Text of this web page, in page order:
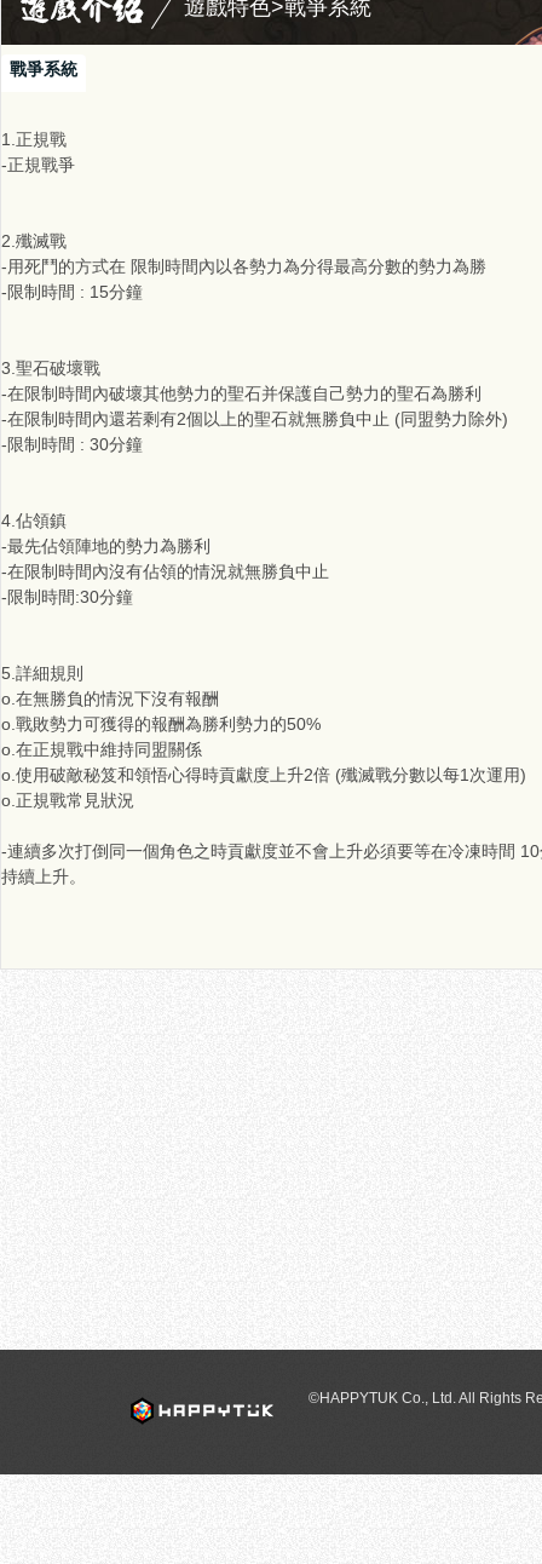
遊戲特色>戰爭系統
戰爭系統
1.正規戰
-正規戰爭
2.殲滅戰
-用死鬥的方式在 限制時間內以各勢力為分得最高分數的勢力為勝
-限制時間 : 15分鐘
3.聖石破壞戰
-在限制時間內破壞其他勢力的聖石并保護自己勢力的聖石為勝利
-在限制時間內還若剩有2個以上的聖石就無勝負中止 (同盟勢力除外)
-限制時間 : 30分鐘
4.佔領鎮
-最先佔領陣地的勢力為勝利
-在限制時間內沒有佔領的情況就無勝負中止
-限制時間:30分鐘
5.詳細規則
o.在無勝負的情況下沒有報酬
o.戰敗勢力可獲得的報酬為勝利勢力的50%
o.在正規戰中維持同盟關係
o.使用破敵秘笈和領悟心得時貢獻度上升2倍 (殲滅戰分數以每1次運用)
o.正規戰常見狀況
-連續多次打倒同一個角色之時貢獻度並不會上升必須要等在冷凍時間
持續上升。
©HAPPYTUK Co., Ltd. All Rights